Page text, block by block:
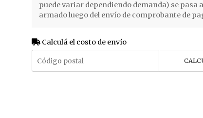
puede variar dependiendo demanda) se pasa
armado luego del envío de comprobante de
Calculá el costo de envío